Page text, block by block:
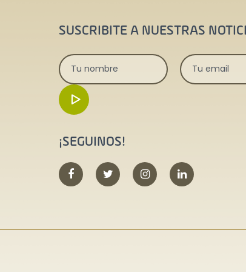
SUSCRIBITE A NUESTRAS
¡SEGUINOS!